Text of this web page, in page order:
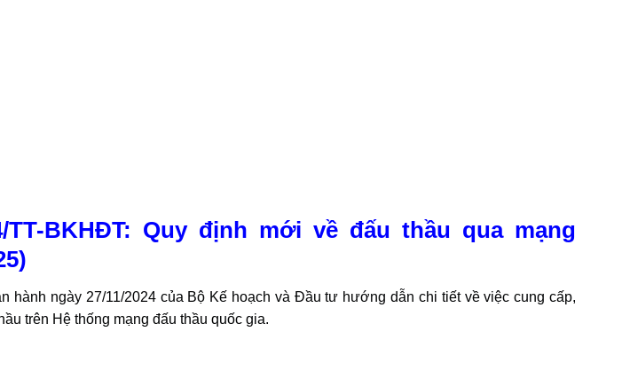
BKHĐT: Quy định mới về đấu thầu qua mạng (Hiệu lực
hành ngày 27/11/2024 của Bộ Kế hoạch và Đầu tư hướng dẫn chi tiết về việc
hồ sơ đấu thầu trên Hệ thống mạng đấu thầu quốc gia.